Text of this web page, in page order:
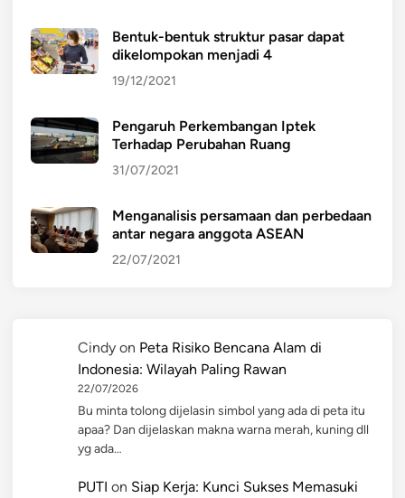
Bentuk-bentuk struktur pasar dapat
dikelompokan menjadi 4
19/12/2021
Pengaruh Perkembangan Iptek
Terhadap Perubahan Ruang
31/07/2021
Menganalisis persamaan dan perbedaan
antar negara anggota ASEAN
22/07/2021
Cindy on Peta Risiko Bencana Alam di
Indonesia: Wilayah Paling Rawan
22/07/2026
Bu minta tolong dijelasin simbol yang ada di peta itu
apaa? Dan dijelaskan makna warna merah, kuning dll
yg ada…
PUTI on Siap Kerja: Kunci Sukses Memasuki